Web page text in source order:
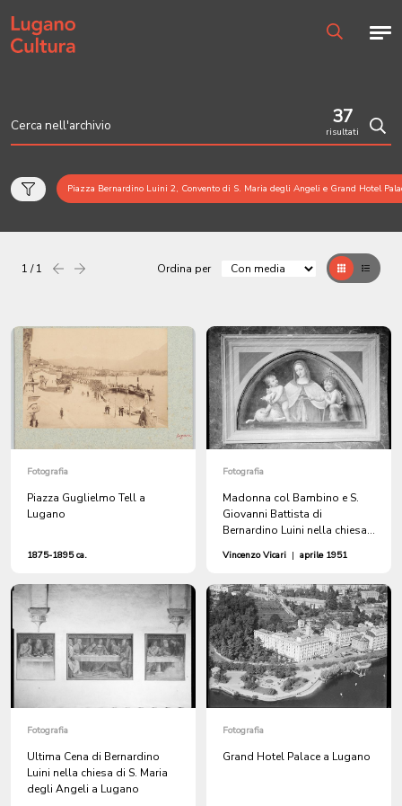
Home page
37
risultati
Piazza Bernardino Luini 2, Convento di S. Maria degli Angeli e Grand Hotel
1 / 1 Precedentesuccessiva Ordina per GrigliaTable
Fotografia
Piazza Guglielmo Tell a
Lugano
1875-1895 ca.
Fotografia
Madonna col Bambino e S.
Giovanni Battista di
Bernardino Luini nella chiesa
Lugano
Vincenzo Vicari | aprile 1951
Fotografia
Ultima Cena di Bernardino
Luini nella chiesa di S. Maria
degli Angeli a Lugano
Fotografia
Grand Hotel Palace a Lugano